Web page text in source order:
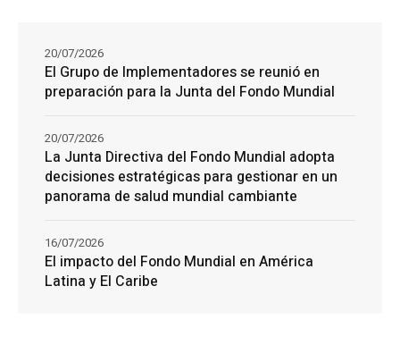
El Grupo de Implementadores se reunió en
preparación para la Junta del Fondo Mundial
20/07/2026
La Junta Directiva del Fondo Mundial adopta
decisiones estratégicas para gestionar en un
panorama de salud mundial cambiante
20/07/2026
El impacto del Fondo Mundial en América
Latina y El Caribe
16/07/2026